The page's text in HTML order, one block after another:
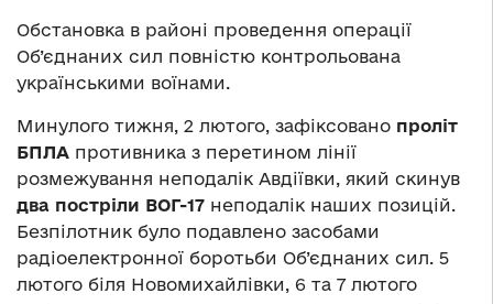
Обстановка в районі проведення операції
Об’єднаних сил повністю контрольована
українськими воїнами.
Минулого тижня, 2 лютого, зафіксовано проліт
БПЛА противника з перетином лінії
розмежування неподалік Авдіївки, який скинув
два постріли ВОГ-17 неподалік наших позицій.
Безпілотник було подавлено засобами
радіоелектронної боротьби Об’єднаних сил. 5
лютого біля Новомихайлівки, 6 та 7 лютого